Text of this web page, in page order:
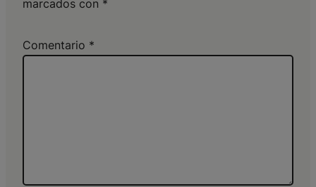
marcados con *
Comentario *